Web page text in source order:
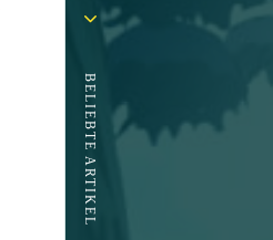
BELIEBTE ARTIKEL